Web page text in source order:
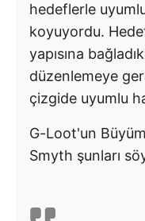
hedeflerle
koyuyordu.
yapısına
düzenlemeye
çizgide uyumlu
G-Loot'un
Smyth şunları